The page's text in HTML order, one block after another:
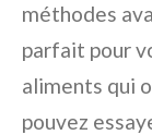
méthodes
parfait pour
aliments qui
pouvez